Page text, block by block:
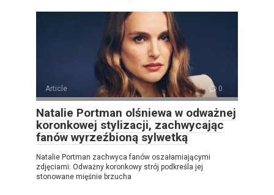
Article 0
Natalie Portman olśniewa w odważnej
koronkowej stylizacji, zachwycając
fanów wyrzeźbioną sylwetką
Natalie Portman zachwyca fanów oszałamiającymi
zdjęciami: Odważny koronkowy strój podkreśla jej
stonowane mięśnie brzucha